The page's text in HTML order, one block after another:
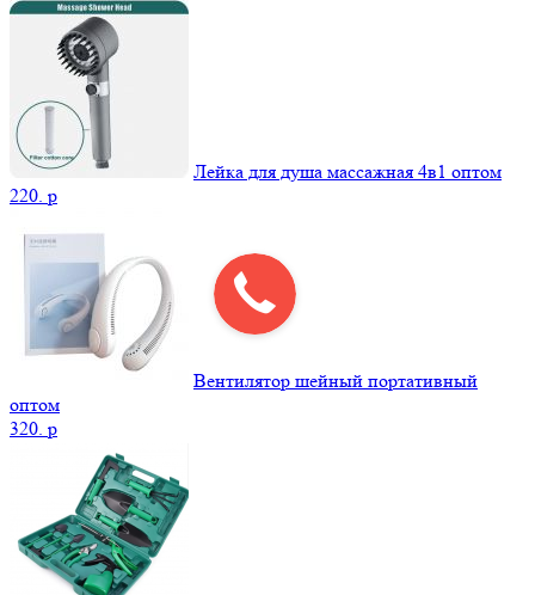
Лейка для душа массажная 4в1 оптом
220. p
Вентилятор шейный портативный
оптом
320. p